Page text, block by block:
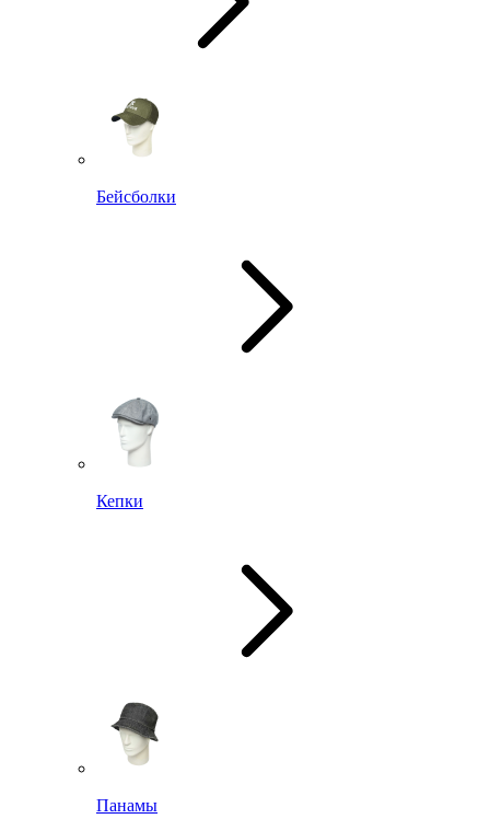
Бейсболки
Кепки
Панамы